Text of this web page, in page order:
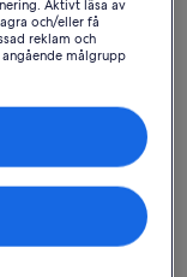
sök efter
Aktivt läsa av
och/eller få
reklam och
målgrupp